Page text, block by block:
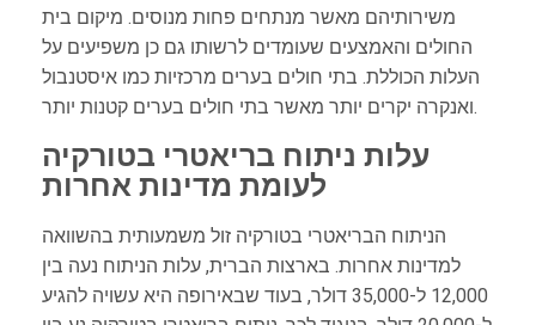
משירותיהם מאשר מנתחים פחות מנוסים. מיקום בית
החולים והאמצעים שעומדים לרשותו גם כן משפיעים על
העלות הכוללת. בתי חולים בערים מרכזיות כמו איסטנבול
ואנקרה יקרים יותר מאשר בתי חולים בערים קטנות יותר.
עלות ניתוח בריאטרי בטורקיה
לעומת מדינות אחרות
הניתוח הבריאטרי בטורקיה זול משמעותית בהשוואה
למדינות אחרות. בארצות הברית, עלות הניתוח נעה בין
12,000 ל-35,000 דולר, בעוד שבאירופה היא עשויה להגיע